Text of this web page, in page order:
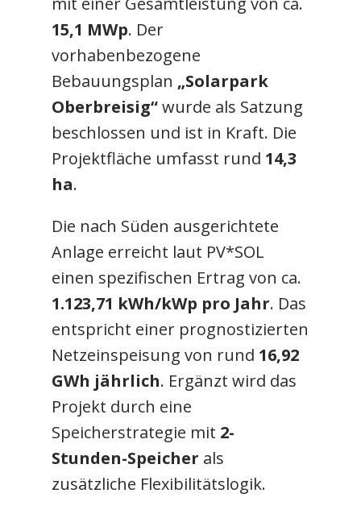
15,1 MWp. Der
vorhabenbezogene
Bebauungsplan „Solarpark
Oberbreisig“wurde als Satzung
beschlossen und ist in Kraft. Die
Projektfläche umfasst rund 14,3
ha.
Die nach Süden ausgerichtete
Anlage erreicht laut PV*SOL
einen spezifischen Ertrag von ca.
1.123,71 kWh/kWp pro Jahr. Das
entspricht einer prognostizierten
Netzeinspeisung von rund 16,92
GWh jährlich. Ergänzt wird das
Projekt durch eine
Speicherstrategie mit 2-
Stunden-Speicher als
zusätzliche Flexibilitätslogik.